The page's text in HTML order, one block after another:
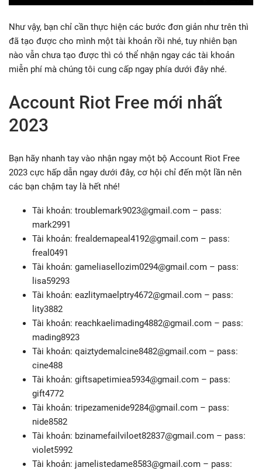
Như vậy, bạn chỉ cần thực hiện các bước đơn giản như trên thì
đã tạo được cho mình một tài khoản rồi nhé, tuy nhiên bạn
nào vẫn chưa tạo được thì có thể nhận ngay các tài khoản
miễn phí mà chúng tôi cung cấp ngay phía dưới đây nhé.
Account Riot Free mới nhất
2023
Bạn hãy nhanh tay vào nhận ngay một bộ Account Riot Free
2023 cực hấp dẫn ngay dưới đây, cơ hội chỉ đến một lần nên
các bạn chậm tay là hết nhé!
Tài khoản: troublemark9023@gmail.com – pass:
mark2991
Tài khoản: frealdemapeal4192@gmail.com – pass:
freal0491
Tài khoản: gameliasellozim0294@gmail.com – pass:
lisa59293
Tài khoản: eazlitymaelptry4672@gmail.com – pass:
lity3882
Tài khoản: reachkaelimading4882@gmail.com – pass:
mading8923
Tài khoản: qaiztydemalcine8482@gmail.com – pass:
cine488
Tài khoản: giftsapetimiea5934@gmail.com – pass:
gift4772
Tài khoản: tripezamenide9284@gmail.com – pass:
nide8582
Tài khoản: bzinamefailviloet82837@gmail.com – pass:
violet5992
Tài khoản: jamelistedame8583@gmail.com – pass: